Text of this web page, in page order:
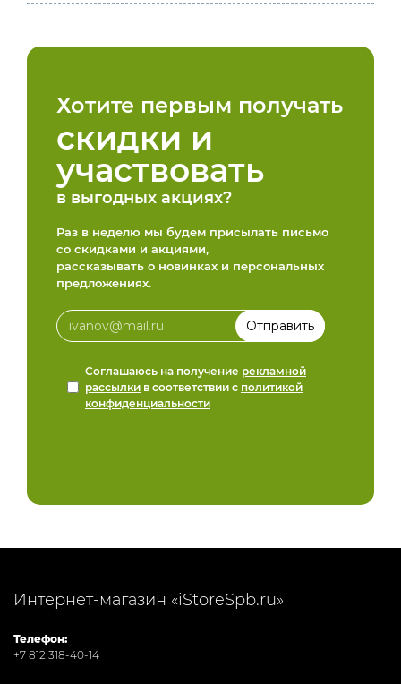
Хотите первым получать
скидки и
участвовать
в выгодных акциях?
Раз в неделю мы будем присылать письмо
со скидками и акциями,
рассказывать о новинках и персональных
предложениях.
Соглашаюсь на получение рекламной
рассылки в соответствии с политикой
конфиденциальности
Интернет-магазин «iStoreSpb.ru»
Телефон:
+7 812 318-40-14